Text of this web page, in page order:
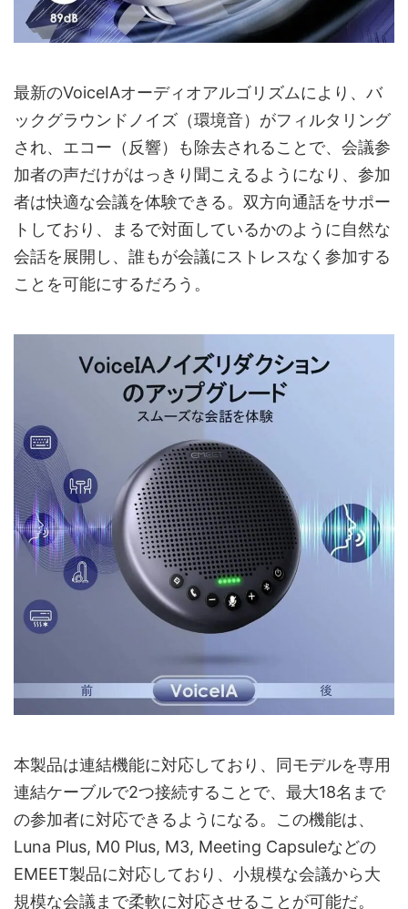
最新のVoiceIAオーディオアルゴリズムにより、バ
ックグラウンドノイズ（環境音）がフィルタリング
され、エコー（反響）も除去されることで、会議参
加者の声だけがはっきり聞こえるようになり、参加
者は快適な会議を体験できる。双方向通話をサポー
トしており、まるで対面しているかのように自然な
会話を展開し、誰もが会議にストレスなく参加する
ことを可能にするだろう。
本製品は連結機能に対応しており、同モデルを専用
連結ケーブルで2つ接続することで、最大18名まで
の参加者に対応できるようになる。この機能は、
Luna Plus, M0 Plus, M3, Meeting Capsuleなどの
EMEET製品に対応しており、小規模な会議から大
規模な会議まで柔軟に対応させることが可能だ。